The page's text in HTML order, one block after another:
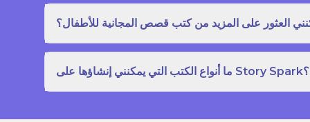
العثور على المزيد من كتب قصص المجانية للأطفال؟
ما أنواع الكتب التي يمكنني إنشاؤها على Story Spark؟